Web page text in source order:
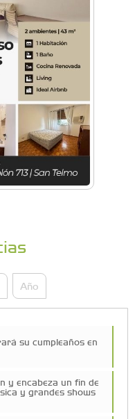
Año
su cumpleaños en
y encabeza un fin de
y grandes shows